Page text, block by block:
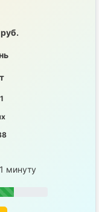
минуту